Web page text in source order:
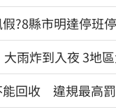
?8縣市明達停班
雨炸到入夜 3地
能回收 違規最高